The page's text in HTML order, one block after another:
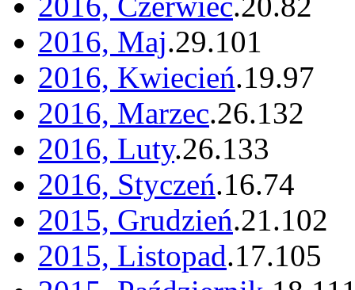
2016, Maj.29.101
2016, Kwiecień.19.97
2016, Marzec.26.132
2016, Luty.26.133
2016, Styczeń.16.74
2015, Grudzień.21.102
2015, Listopad.17.105